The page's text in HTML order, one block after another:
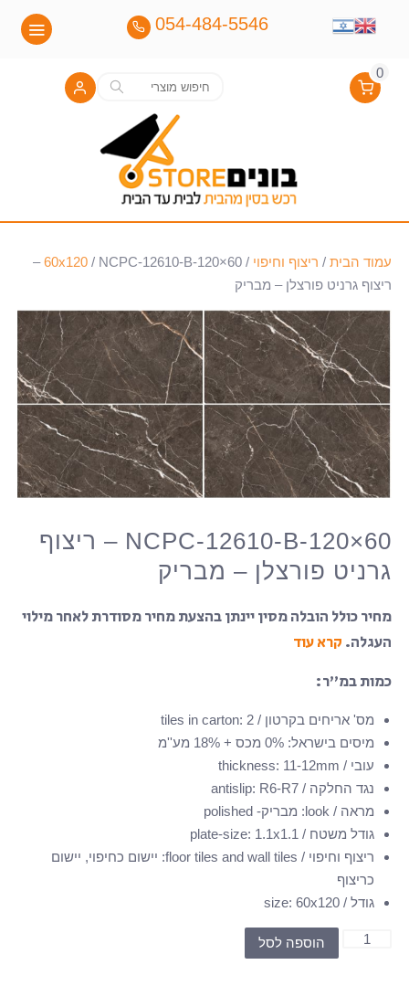
054-484-5546
חיפוש
חיפוש
0
עמוד הבית/ ריצוף וחיפוי /
60x120
/ NCPC-12610-B-120×60 –
ריצוף גרניט פורצלן – מבריק
NCPC-12610-B-120×60 – ריצוף
גרניט פורצלן – מבריק
מחיר כולל הובלה מסין יינתן בהצעת מחיר מסודרת לאחר מילוי
העגלה. קרא עוד
כמות במ”ר:
מס' אריחים בקרטון / tiles in carton : 2
מיסים בישראל: 0% מכס + 18% מע''מ
עובי / thickness
: 11-12mm
נגד החלקה / antislip
: R6-R7
מראה / look
: מבריק- polished
גודל משטח / plate-size
: 1.1x1.1
ריצוף וחיפוי / floor tiles and wall tiles
: יישום כחיפוי, יישום
כריצוף
גודל / size
:60x120
כמות
הוספה לסל